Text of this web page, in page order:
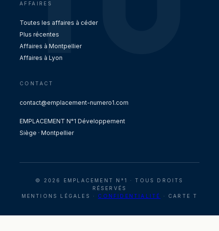
AFFAIRES
Toutes les affaires à céder
Plus récentes
Affaires à Montpellier
Affaires à Lyon
CONTACT
contact@emplacement-numero1.com
EMPLACEMENT N°1 Développement
Siège · Montpellier
© 2026 EMPLACEMENT N°1 · TOUS DROITS
RÉSERVÉS
MENTIONS LÉGALES · CONFIDENTIALITÉ · CARTE T